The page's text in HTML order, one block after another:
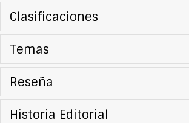
Clasificaciones
Temas
Reseña
Historia Editorial